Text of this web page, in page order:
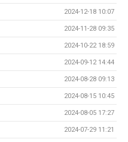
2024-12-18 10:07
2024-11-28 09:35
2024-10-22 18:59
2024-09-12 14:44
2024-08-28 09:13
2024-08-15 10:45
2024-08-05 17:27
2024-07-29 11:21